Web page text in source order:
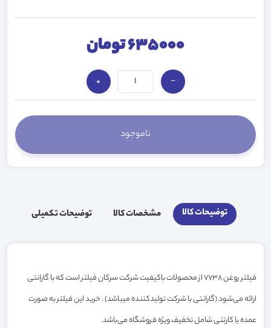
635000 تومان
−
+
توضیحات کالا مشخصات کالا توضیحات تکمیلی
فیلتر روغن 7738 از محصولات باکیفیت شرکت سرکان فیلتر است که با گارانتی
ارائه می‌شود (گارانتی با شرکت تولیدکننده میباشد) . خرید این فیلتر به صورت
عمده یا کارتنی شامل تخفیف ویژه فروشگاه می‌باشد.